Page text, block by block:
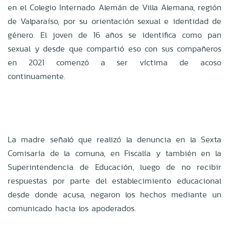
en el Colegio Internado Alemán de Villa Alemana, región
de Valparaíso, por su orientación sexual e identidad de
género. El joven de 16 años se identifica como pan
sexual y desde que compartió eso con sus compañeros
en 2021 comenzó a ser víctima de acoso
continuamente.
La madre señaló que realizó la denuncia en la Sexta
Comisaría de la comuna, en Fiscalía y también en la
Superintendencia de Educación, luego de no recibir
respuestas por parte del establecimiento educacional
desde donde acusa, negaron los hechos mediante un
comunicado hacia los apoderados.